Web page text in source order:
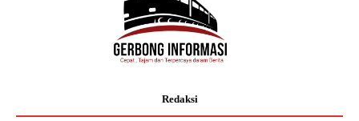
Redaksi